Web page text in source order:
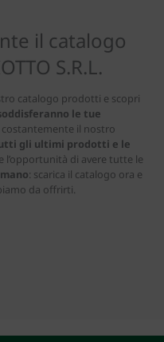
il catalogo
S.R.L.
catalogo prodotti e scopri
le tue
il nostro
gli ultimi prodotti e le
l’opportunità di avere tutte le
: scarica il catalogo ora e
da offrirti.